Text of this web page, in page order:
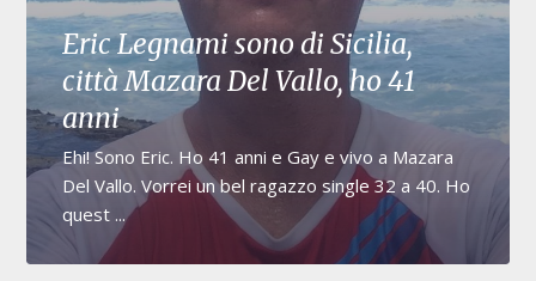
Eric Legnami sono di Sicilia,
città Mazara Del Vallo, ho 41
anni
Ehi! Sono Eric. Ho 41 anni e Gay e vivo a Mazara
Del Vallo. Vorrei un bel ragazzo single 32 a 40. Ho
quest ...